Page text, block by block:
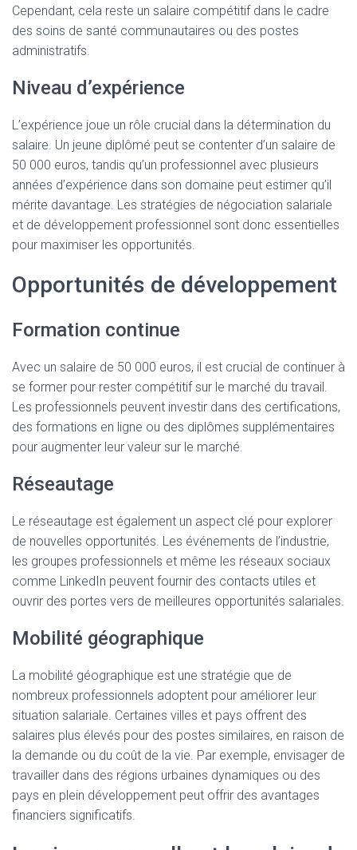
Cependant, cela reste un salaire compétitif dans le cadre
des soins de santé communautaires ou des postes
administratifs.
Niveau d’expérience
L’expérience joue un rôle crucial dans la détermination du
salaire. Un jeune diplômé peut se contenter d’un salaire de
50 000 euros, tandis qu’un professionnel avec plusieurs
années d’expérience dans son domaine peut estimer qu’il
mérite davantage. Les stratégies de négociation salariale
et de développement professionnel sont donc essentielles
pour maximiser les opportunités.
Opportunités de développement
Formation continue
Avec un salaire de 50 000 euros, il est crucial de continuer à
se former pour rester compétitif sur le marché du travail.
Les professionnels peuvent investir dans des certifications,
des formations en ligne ou des diplômes supplémentaires
pour augmenter leur valeur sur le marché.
Réseautage
Le réseautage est également un aspect clé pour explorer
de nouvelles opportunités. Les événements de l’industrie,
les groupes professionnels et même les réseaux sociaux
comme LinkedIn peuvent fournir des contacts utiles et
ouvrir des portes vers de meilleures opportunités salariales.
Mobilité géographique
La mobilité géographique est une stratégie que de
nombreux professionnels adoptent pour améliorer leur
situation salariale. Certaines villes et pays offrent des
salaires plus élevés pour des postes similaires, en raison de
la demande ou du coût de la vie. Par exemple, envisager de
travailler dans des régions urbaines dynamiques ou des
pays en plein développement peut offrir des avantages
financiers significatifs.